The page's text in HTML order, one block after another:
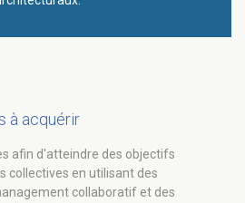
à acquérir
afin d'atteindre des objectifs
collectives en utilisant des
collaboratif et des